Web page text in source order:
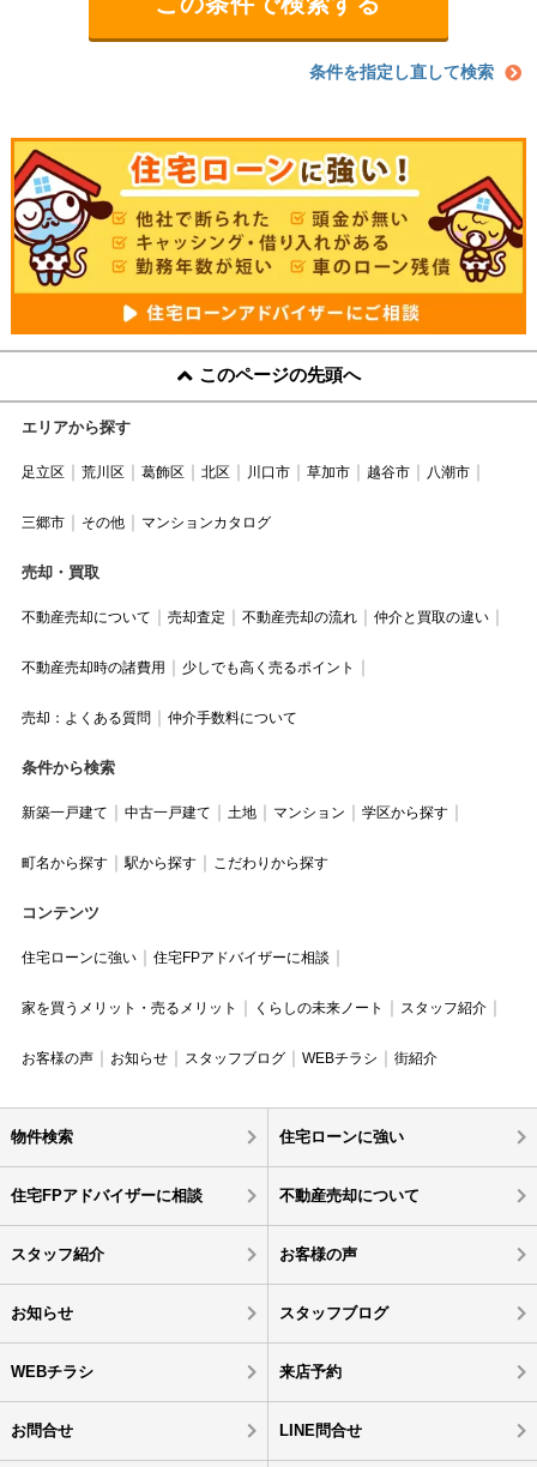
条件を指定し直して検索
このページの先頭へ
エリアから探す
足立区 荒川区 葛飾区 北区 川口市 草加市 越谷市 八潮市
三郷市 その他 マンションカタログ
売却・買取
不動産売却について 売却査定 不動産売却の流れ 仲介と買取の違い
不動産売却時の諸費用 少しでも高く売るポイント
売却：よくある質問 仲介手数料について
条件から検索
新築一戸建て 中古一戸建て 土地 マンション 学区から探す
町名から探す 駅から探す こだわりから探す
コンテンツ
住宅ローンに強い 住宅FPアドバイザーに相談
家を買うメリット・売るメリット くらしの未来ノート スタッフ紹介
お客様の声 お知らせ スタッフブログ WEBチラシ 街紹介
物件検索 住宅ローンに強い
住宅FPアドバイザーに相談 不動産売却について
スタッフ紹介 お客様の声
お知らせ スタッフブログ
WEBチラシ 来店予約
お問合せ LINE問合せ